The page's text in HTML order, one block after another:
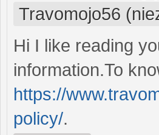
Travomojo56
Hi I like reading
information.To
https://
policy/.